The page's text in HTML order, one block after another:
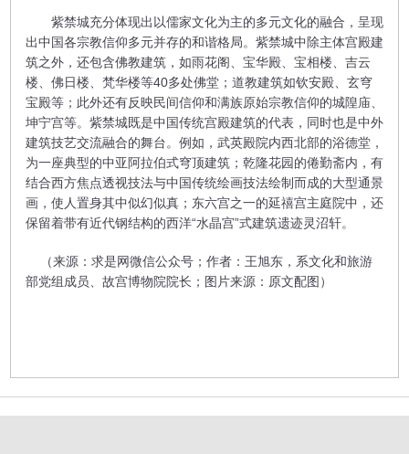
紫禁城充分体现出以儒家文化为主的多元文化的融合，呈现
出中国各宗教信仰多元并存的和谐格局。紫禁城中除主体宫殿建
筑之外，还包含佛教建筑，如雨花阁、宝华殿、宝相楼、吉云
楼、佛日楼、梵华楼等40多处佛堂；道教建筑如钦安殿、玄穹
宝殿等；此外还有反映民间信仰和满族原始宗教信仰的城隍庙、
坤宁宫等。紫禁城既是中国传统宫殿建筑的代表，同时也是中外
建筑技艺交流融合的舞台。例如，武英殿院内西北部的浴德堂，
为一座典型的中亚阿拉伯式穹顶建筑；乾隆花园的倦勤斋内，有
结合西方焦点透视技法与中国传统绘画技法绘制而成的大型通景
画，使人置身其中似幻似真；东六宫之一的延禧宫主庭院中，还
保留着带有近代钢结构的西洋“水晶宫”式建筑遗迹灵沼轩。
（来源：求是网微信公众号；作者：王旭东，系文化和旅游
部党组成员、故宫博物院院长；图片来源：原文配图）